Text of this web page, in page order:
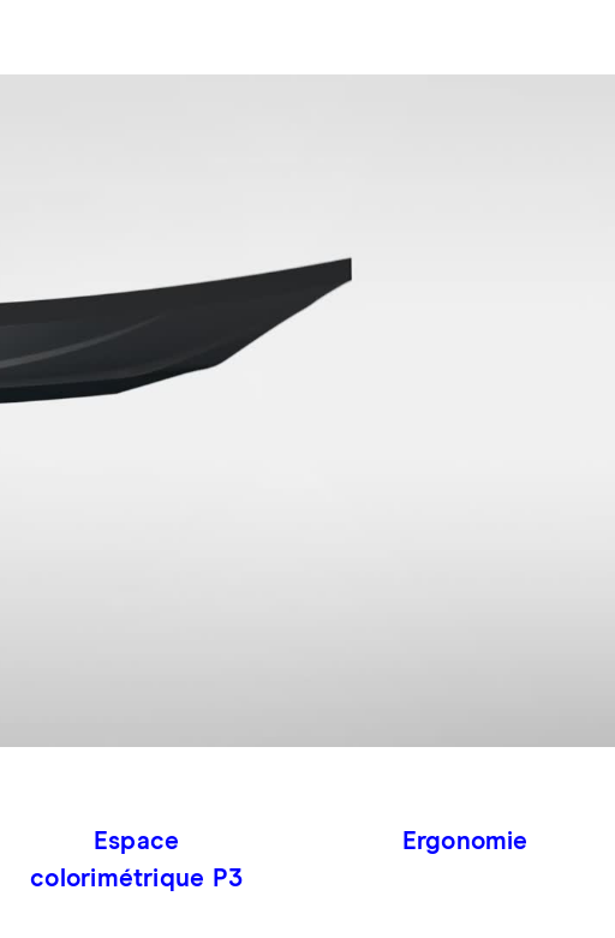
Espace
colorimétrique P3
Ergonomie